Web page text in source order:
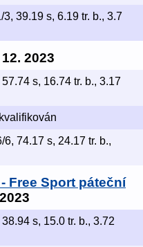
3, 39.19 s, 6.19 tr. b., 3.7
2023
s, 16.74 tr. b., 3.17
6, 74.17 s, 24.17 tr. b.,
Free Sport páteční
38.94 s, 15.0 tr. b., 3.72